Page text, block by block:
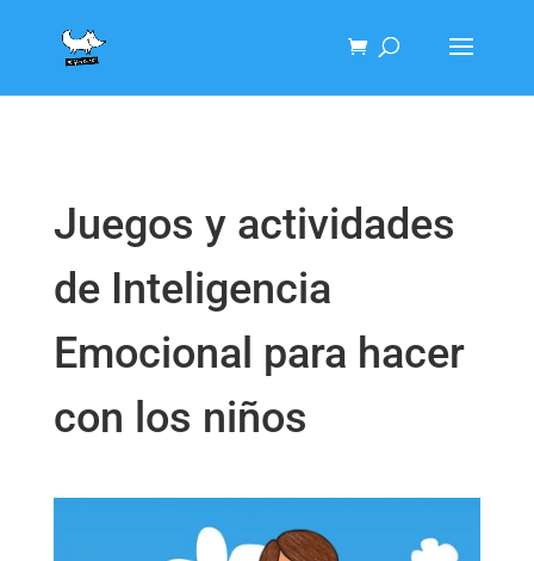
Juegos y actividades
de Inteligencia
Emocional para hacer
con los niños